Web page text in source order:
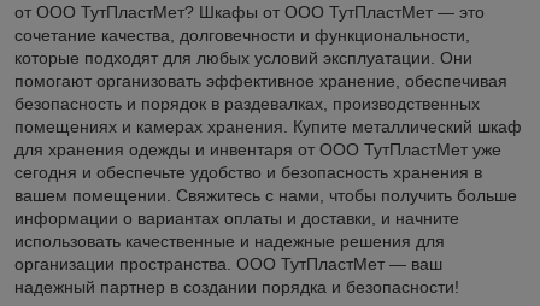
от ООО ТутПластМет? Шкафы от ООО ТутПластМет — это
сочетание качества, долговечности и функциональности,
которые подходят для любых условий эксплуатации. Они
помогают организовать эффективное хранение, обеспечивая
безопасность и порядок в раздевалках, производственных
помещениях и камерах хранения. Купите металлический шкаф
для хранения одежды и инвентаря от ООО ТутПластМет уже
сегодня и обеспечьте удобство и безопасность хранения в
вашем помещении. Свяжитесь с нами, чтобы получить больше
информации о вариантах оплаты и доставки, и начните
использовать качественные и надежные решения для
организации пространства. ООО ТутПластМет — ваш
надежный партнер в создании порядка и безопасности!